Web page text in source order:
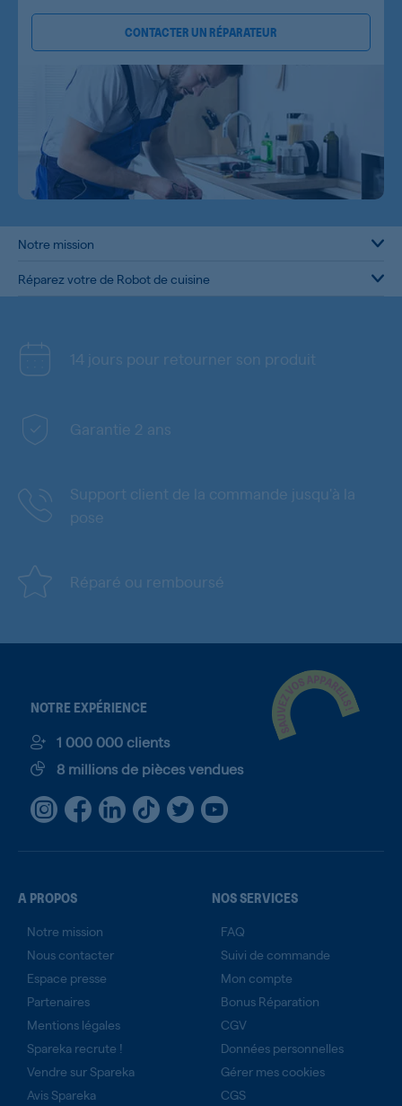
CONTACTER UN RÉPARATEUR
Notre mission
Réparez votre de Robot de cuisine
14 jours pour retourner son produit
Garantie 2 ans
Support client de la commande jusqu'à la
pose
Réparé ou remboursé
NOTRE EXPÉRIENCE
1 000 000 clients
8 millions de pièces vendues
A PROPOS
Notre mission
Nous contacter
Espace presse
Partenaires
Mentions légales
Spareka recrute !
Vendre sur Spareka
Avis Spareka
NOS SERVICES
FAQ
Suivi de commande
Mon compte
Bonus Réparation
CGV
Données personnelles
Gérer mes cookies
CGS